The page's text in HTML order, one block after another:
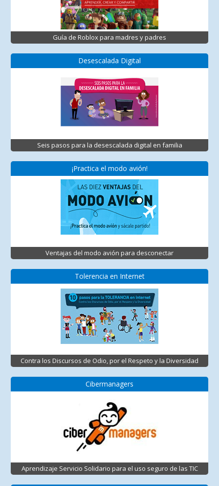
Guía de Roblox para madres y padres
Desescalada Digital
Seis pasos para la desescalada digital en familia
¡Practica el modo avión!
Ventajas del modo avión para desconectar
Tolerencia en Internet
Contra los Discursos de Odio, por el Respeto y la Diversidad
Cibermanagers
Aprendizaje Servicio Solidario para el uso seguro de las TIC